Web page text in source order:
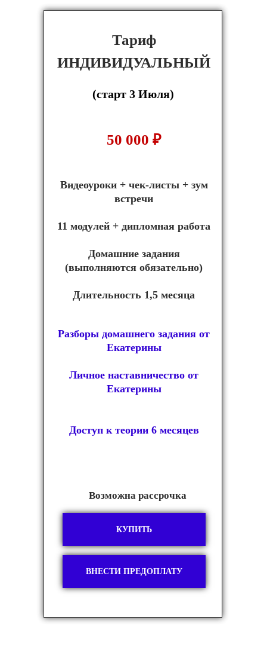
Тариф
ИНДИВИДУАЛЬНЫЙ
Видеоуроки + чек-листы + зум
встречи
11 модулей + дипломная работа
Домашние задания
(выполняются обязательно)
Длительность 1,5 месяца
КУПИТЬ
Возможна рассрочка
(старт 3 Июля)
50 000 ₽
ВНЕСТИ ПРЕДОПЛАТУ
Разборы домашнего задания от
Екатерины
Личное наставничество от
Екатерины
Доступ к теории 6 месяцев